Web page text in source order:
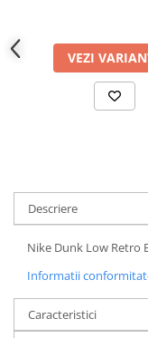
VEZI
Descriere
Nike Dunk Low Retro
Informatii
Caracteristici